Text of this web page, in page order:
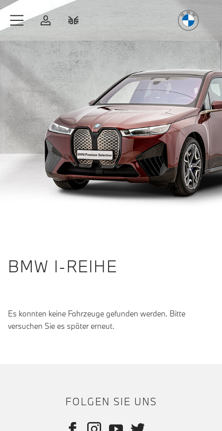
Zum Hauptinhalt springen
Anmelden
BMW I-REIHE
Es konnten keine Fahrzeuge gefunden werden. Bitte
versuchen Sie es später erneut.
FOLGEN SIE UNS